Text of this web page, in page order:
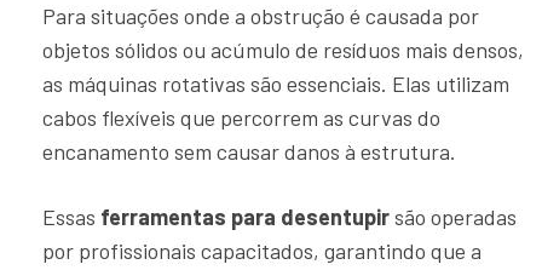
Para situações onde a obstrução é causada por
objetos sólidos ou acúmulo de resíduos mais densos,
as máquinas rotativas são essenciais. Elas utilizam
cabos flexíveis que percorrem as curvas do
encanamento sem causar danos à estrutura.
Essas ferramentas para desentupirsão operadas
por profissionais capacitados, garantindo que a